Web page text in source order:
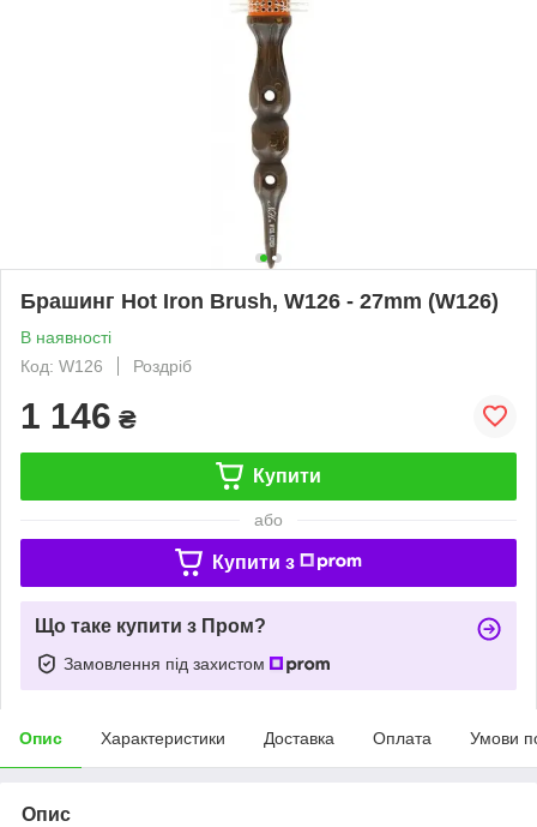
Брашинг Hot Iron Brush, W126 - 27mm (W126)
В наявності
Код: W126
Роздріб
1 146 ₴
Купити
або
Купити з
Що таке купити з Пром?
Замовлення під захистом
Опис Характеристики Доставка Оплата Умови
Опис